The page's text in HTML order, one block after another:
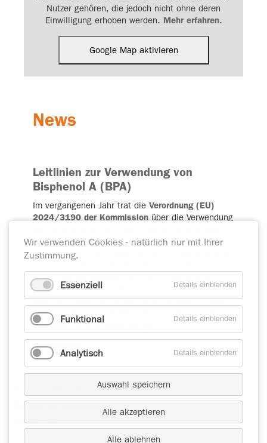
49492 Westerkappeln
Nutzer gehören, die jedoch nicht ohne deren
Einwilligung erhoben werden. Mehr erfahren.
Google Map aktivieren
News
Leitlinien zur Verwendung von
Bisphenol A (BPA)
Im vergangenen Jahr trat die Verordnung (EU)
2024/3190 der Kommission über die Verwendung
und Bisphenolderivaten in Materialien, die dazu
bestimmt sind, mit Lebensmitteln in Berührung zu
Verbot der Verwendung von BPA in bestimmten
Materialien, die mit Lebensmitteln in Berührung
kommen (Lebensmittelkontaktmaterialien - Food
Contact Materials - FCMs), darunter Kunststoff-
und beschichtete Verpackungen.
Weiterlesen …
Datenschutzerklärung
Impressum
Wir verwenden Cookies - natürlich nur mit Ihrer
Zustimmung.
Essenziell Details einblenden
Funktional Details einblenden
Analytisch Details einblenden
Auswahl speichern
Alle akzeptieren
Alle ablehnen